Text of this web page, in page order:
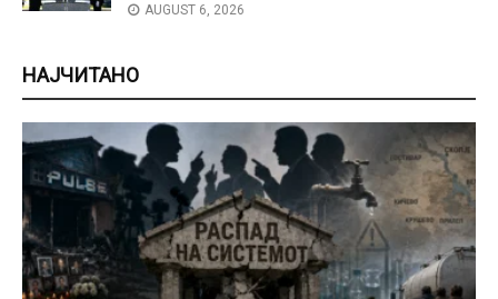
AUGUST 6, 2026
НАЈЧИТАНО